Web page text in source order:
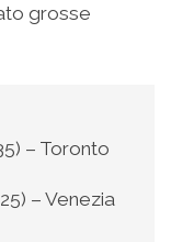
grosse
– Toronto
– Venezia